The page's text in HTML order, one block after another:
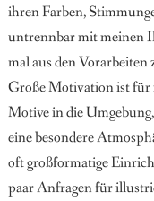
ihren Farben,
untrennbar mit meinen
mal aus den
Große Motivation ist für
Motive in die
eine besondere
oft großformatige Einrich
paar Anfragen für